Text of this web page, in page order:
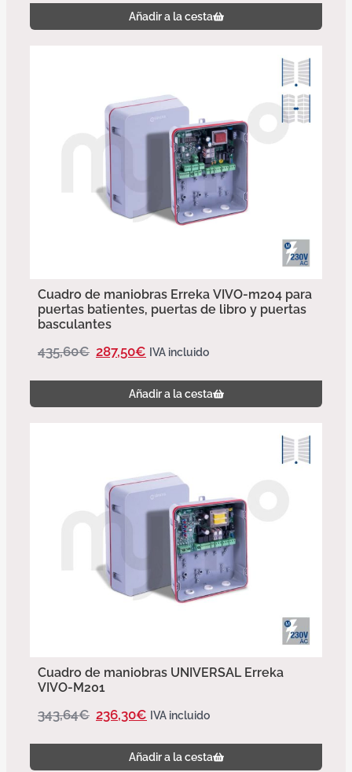
Añadir a la cesta
Cuadro de maniobras Erreka VIVO-m204 para
puertas batientes, puertas de libro y puertas
basculantes
435,60€ 287,50€ IVA incluido
Añadir a la cesta
Cuadro de maniobras UNIVERSAL Erreka
VIVO-M201
343,64€ 236,30€ IVA incluido
Añadir a la cesta